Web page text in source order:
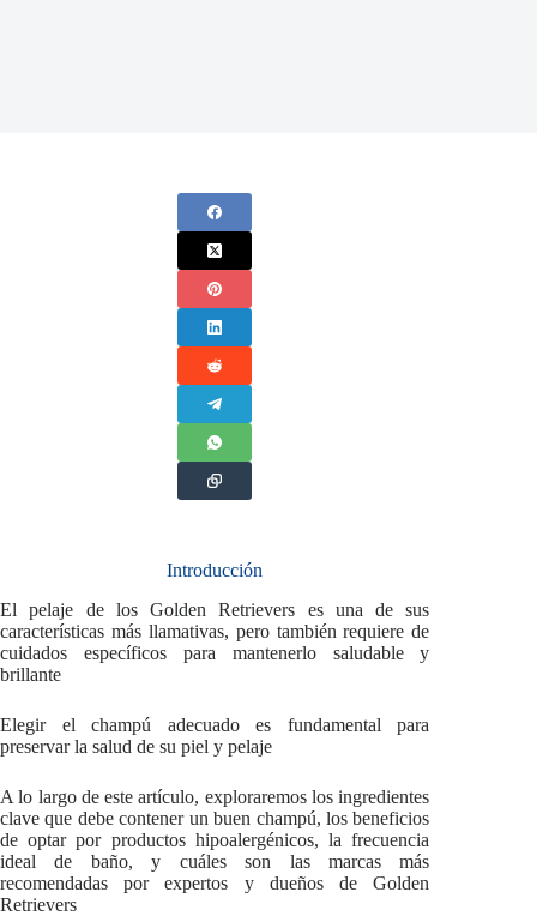
Introducción
El pelaje de los Golden Retrievers es una de sus
características más llamativas, pero también requiere de
cuidados específicos para mantenerlo saludable y
brillante
Elegir el champú adecuado es fundamental para
preservar la salud de su piel y pelaje
A lo largo de este artículo, exploraremos los ingredientes
clave que debe contener un buen champú, los beneficios
de optar por productos hipoalergénicos, la frecuencia
ideal de baño, y cuáles son las marcas más
recomendadas por expertos y dueños de Golden
Retrievers